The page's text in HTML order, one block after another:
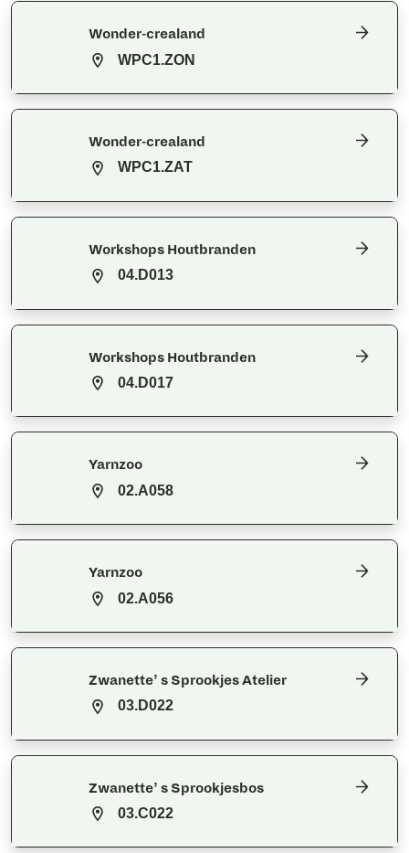
Wonder-crealand
WPC1.ZON
Wonder-crealand
WPC1.ZAT
Workshops Houtbranden
04.D013
Workshops Houtbranden
04.D017
Yarnzoo
02.A058
Yarnzoo
02.A056
Zwanette’ s Sprookjes Atelier
03.D022
Zwanette’ s Sprookjesbos
03.C022